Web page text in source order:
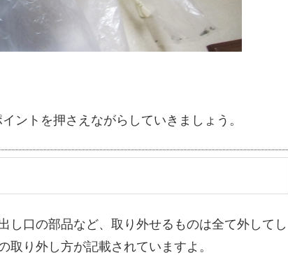
ントを押さえながらしていきましょう。
し口の部品など、取り外せるものは全て外してし
り外し方が記載されていますよ。